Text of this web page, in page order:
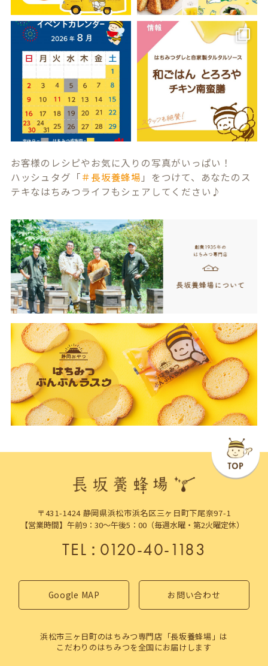
お客様のレシピやお気に入りの写真がいっぱい！
ハッシュタグ「＃長坂養蜂場 」をつけて、あなたのス
テキなはちみつライフもシェアしてください♪
〒431-1424 静岡県浜松市浜名区三ヶ日町下尾奈97-1
【営業時間】午前9：30～午後5：00（毎週水曜・第2火曜定休）
TEL：0120-40-1183
Google MAP お問い合わせ
浜松市三ヶ日町のはちみつ専門店「長坂養蜂場」は
こだわりのはちみつを全国にお届けします